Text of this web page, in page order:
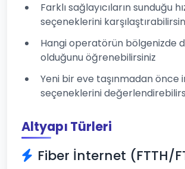
Farklı sağlayıcıların sunduğu
seçeneklerini
Hangi operatörün bölgenizde
olduğunu öğrenebilirsiniz
Yeni bir eve taşınmadan önce
seçeneklerini
Altyapı Türleri
Fiber İnternet (FTTH/